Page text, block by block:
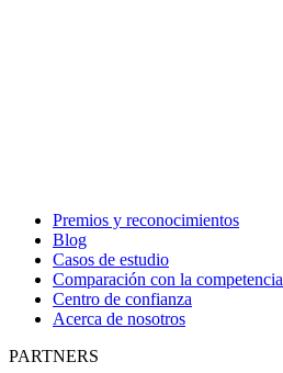
Premios y reconocimientos
Blog
Casos de estudio
Comparación con la competencia
Centro de confianza
Acerca de nosotros
PARTNERS